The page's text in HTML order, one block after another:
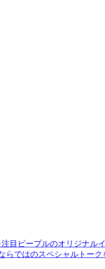
目ピープルのオリジナル
ではのスペシャルトーク